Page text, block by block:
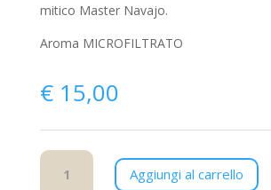
mitico Master Navajo.
Aroma MICROFILTRATO
€15,00
Master
Navajo
Aggiungi al carrello